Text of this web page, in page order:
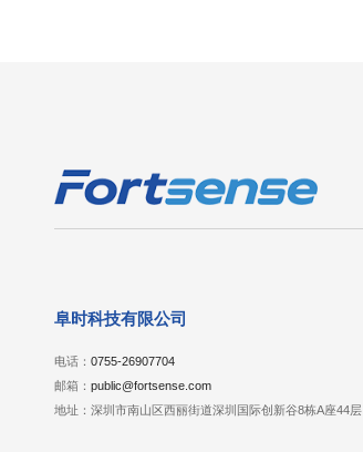
阜时科技有限公司
电话： 0755-26907704
邮箱： public@fortsense.com
地址：深圳市南山区西丽街道深圳国际创新谷8栋A座44层